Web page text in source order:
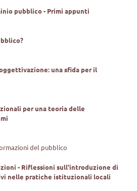
pubblico - Primi appunti
una sfida per il
per una teoria delle
del pubblico
- Riflessioni sull'introduzione di
nelle pratiche istituzionali locali